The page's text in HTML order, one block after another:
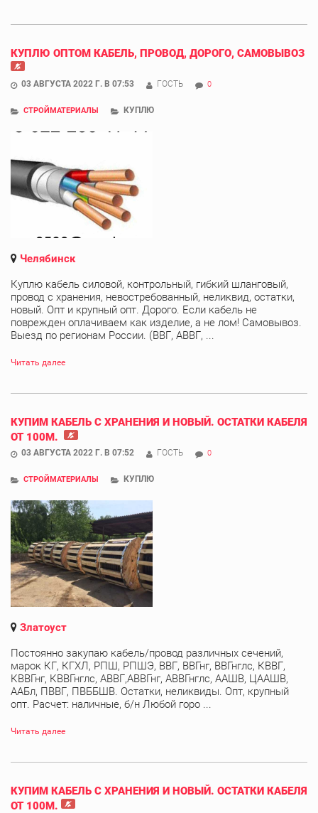
КУПЛЮ ОПТОМ КАБЕЛЬ, ПРОВОД, ДОРОГО, САМОВЫВОЗ
03 АВГУСТА 2022 Г. В 07:53 ГОСТЬ 0
СТРОЙМАТЕРИАЛЫ КУПЛЮ
Челябинск
Куплю кабель силовой, контрольный, гибкий шланговый,
провод с хранения, невостребованный, неликвид, остатки,
новый. Опт и крупный опт. Дорого. Если кабель не
поврежден оплачиваем как изделие, а не лом! Самовывоз.
Выезд по регионам России. (ВВГ, АВВГ, ...
Читать далее
КУПИМ КАБЕЛЬ С ХРАНЕНИЯ И НОВЫЙ. ОСТАТКИ КАБЕЛЯ
ОТ 100М.
03 АВГУСТА 2022 Г. В 07:52 ГОСТЬ 0
СТРОЙМАТЕРИАЛЫ КУПЛЮ
Златоуст
Постоянно закупаю кабель/провод различных сечений,
марок КГ, КГХЛ, РПШ, РПШЭ, ВВГ, ВВГнг, ВВГнглс, КВВГ,
КВВГнг, КВВГнглс, АВВГ,АВВГнг, АВВГнглс, ААШВ, ЦААШВ,
ААБл, ПВВГ, ПВББШВ. Остатки, неликвиды. Опт, крупный
опт. Расчет: наличные, б/н Любой горо ...
Читать далее
КУПИМ КАБЕЛЬ С ХРАНЕНИЯ И НОВЫЙ. ОСТАТКИ КАБЕЛЯ
ОТ 100М.